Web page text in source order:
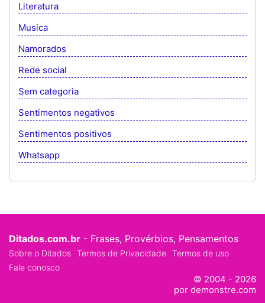
Literatura
Musica
Namorados
Rede social
Sem categoria
Sentimentos negativos
Sentimentos positivos
Whatsapp
Ditados.com.br - Frases, Provérbios, Pensamentos
Sobre o Ditados Termos de Privacidade Termos de uso
Fale conosco
© 2004 - 2026
por demonstre.com